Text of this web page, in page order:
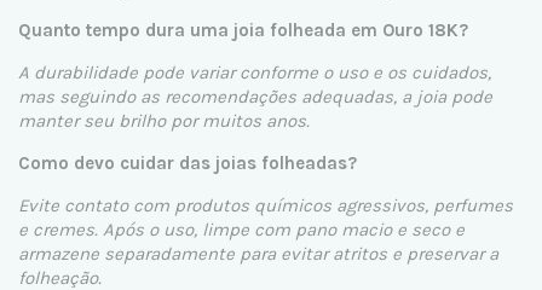
Quanto tempo dura uma joia folheada em Ouro 18K?
A durabilidade pode variar conforme o uso e os cuidados,
mas seguindo as recomendações adequadas, a joia pode
manter seu brilho por muitos anos.
Como devo cuidar das joias folheadas?
Evite contato com produtos químicos agressivos, perfumes
e cremes. Após o uso, limpe com pano macio e seco e
armazene separadamente para evitar atritos e preservar a
folheação.